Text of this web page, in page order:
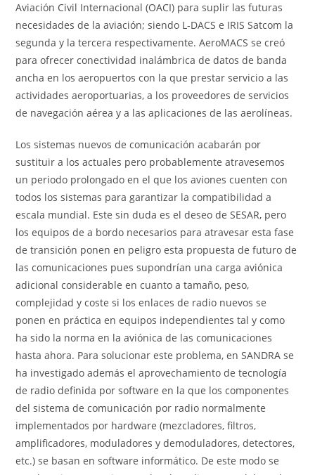
Aviación Civil Internacional (OACI) para suplir las futuras
necesidades de la aviación; siendo L-DACS e IRIS Satcom la
segunda y la tercera respectivamente. AeroMACS se creó
para ofrecer conectividad inalámbrica de datos de banda
ancha en los aeropuertos con la que prestar servicio a las
actividades aeroportuarias, a los proveedores de servicios
de navegación aérea y a las aplicaciones de las aerolíneas.
Los sistemas nuevos de comunicación acabarán por
sustituir a los actuales pero probablemente atravesemos
un periodo prolongado en el que los aviones cuenten con
todos los sistemas para garantizar la compatibilidad a
escala mundial. Este sin duda es el deseo de SESAR, pero
los equipos de a bordo necesarios para atravesar esta fase
de transición ponen en peligro esta propuesta de futuro de
las comunicaciones pues supondrían una carga aviónica
adicional considerable en cuanto a tamaño, peso,
complejidad y coste si los enlaces de radio nuevos se
ponen en práctica en equipos independientes tal y como
ha sido la norma en la aviónica de las comunicaciones
hasta ahora. Para solucionar este problema, en SANDRA se
ha investigado además el aprovechamiento de tecnología
de radio definida por software en la que los componentes
del sistema de comunicación por radio normalmente
implementados por hardware (mezcladores, filtros,
amplificadores, moduladores y demoduladores, detectores,
etc.) se basan en software informático. De este modo se